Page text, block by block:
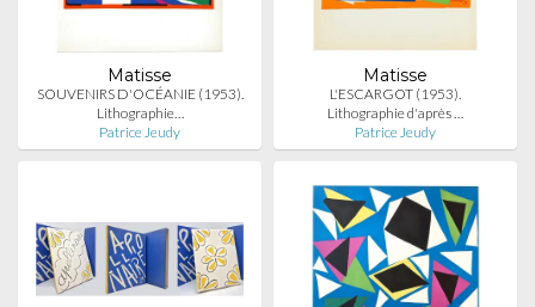
Matisse
SOUVENIRS D'OCÉANIE (1953).
Lithographie…
Patrice Jeudy
Matisse
L'ESCARGOT (1953).
Lithographie d'après …
Patrice Jeudy